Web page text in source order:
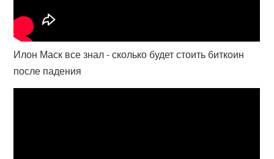
Илон Маск все знал - сколько будет стоить биткоин
после падения